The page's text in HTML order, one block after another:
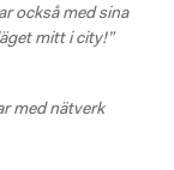
också med sina
mitt i city!”
med nätverk